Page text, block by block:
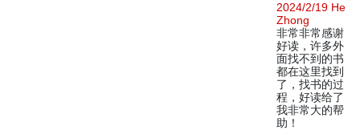
2024/2/19 He
Zhong
非常非常感谢
好读，许多外
面找不到的书
都在这里找到
了，找书的过
程，好读给了
我非常大的帮
助！